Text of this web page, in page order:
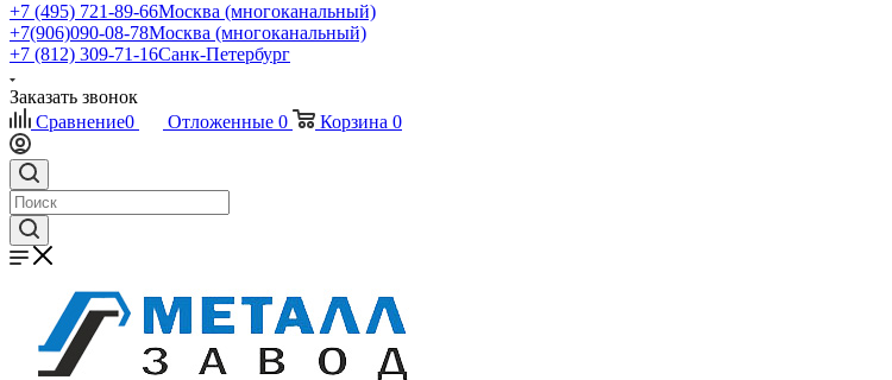
+7 (495) 721-89-66Москва (многоканальный)
+7(906)090-08-78Москва (многоканальный)
+7 (812) 309-71-16Санк-Петербург
Заказать звонок
Сравнение0 Отложенные 0 Корзина 0